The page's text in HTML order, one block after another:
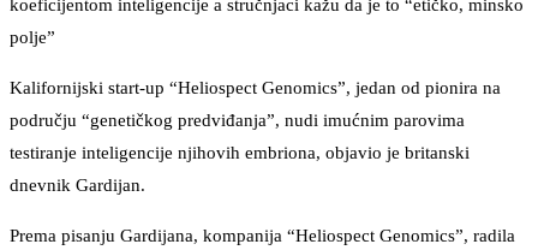
koeficijentom inteligencije a stručnjaci kažu da je to “etičko, minsko
polje”
Kalifornijski start-up “Heliospect Genomics”, jedan od pionira na
području “genetičkog predviđanja”, nudi imućnim parovima
testiranje inteligencije njihovih embriona, objavio je britanski
dnevnik Gardijan.
Prema pisanju Gardijana, kompanija “Heliospect Genomics”, radila